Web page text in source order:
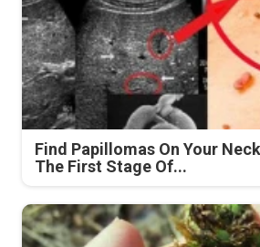
Find Papillomas On Your
The First Stage Of...